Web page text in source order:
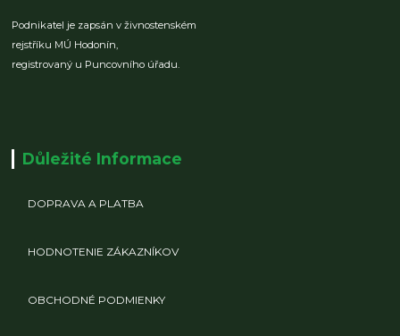
Podnikatel je zapsán v živnostenském
rejstříku MÚ Hodonín,
registrovaný u Puncovního úřadu.
Důležité Informace
DOPRAVA A PLATBA
HODNOTENIE ZÁKAZNÍKOV
OBCHODNÉ PODMIENKY